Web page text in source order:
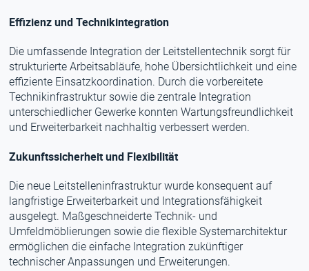
Effizienz und Technikintegration
Die umfassende Integration der Leitstellentechnik sorgt für
strukturierte Arbeitsabläufe, hohe Übersichtlichkeit und eine
effiziente Einsatzkoordination. Durch die vorbereitete
Technikinfrastruktur sowie die zentrale Integration
unterschiedlicher Gewerke konnten Wartungsfreundlichkeit
und Erweiterbarkeit nachhaltig verbessert werden.
Zukunftssicherheit und Flexibilität
Die neue Leitstelleninfrastruktur wurde konsequent auf
langfristige Erweiterbarkeit und Integrationsfähigkeit
ausgelegt. Maßgeschneiderte Technik- und
Umfeldmöblierungen sowie die flexible Systemarchitektur
ermöglichen die einfache Integration zukünftiger
technischer Anpassungen und Erweiterungen.